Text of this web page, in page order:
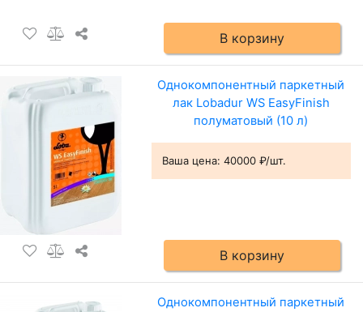
В корзину
Однокомпонентный паркетный
лак Lobadur WS EasyFinish
полуматовый (10 л)
Ваша цена: 40000 ₽/шт.
В корзину
Однокомпонентный паркетный